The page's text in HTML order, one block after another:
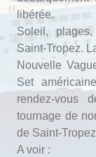
libérée.
Soleil,
Saint-Tropez.
Nouvelle
Set
rendez-vous
tournage de
de Saint-
A voir :